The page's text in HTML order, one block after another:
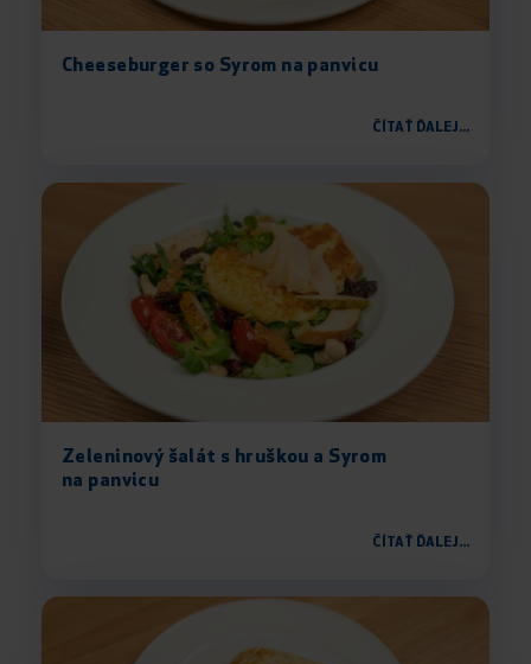
Cheeseburger so Syrom na panvicu
ČÍTAŤ ĎALEJ...
Zeleninový šalát s hruškou a Syrom
na panvicu
ČÍTAŤ ĎALEJ...